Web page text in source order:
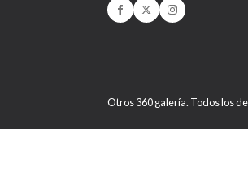
Otros 360 galería. Todos los